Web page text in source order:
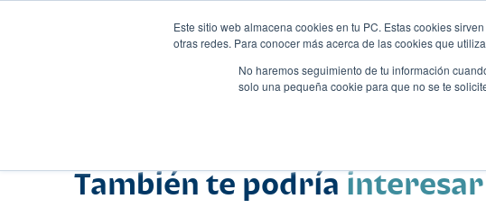
Este sitio web almacena cookies en tu PC. Estas cookies
otras redes. Para conocer más acerca de las cookies que
No haremos seguimiento de tu información
solo una pequeña cookie para que no se te
También te podría interesar